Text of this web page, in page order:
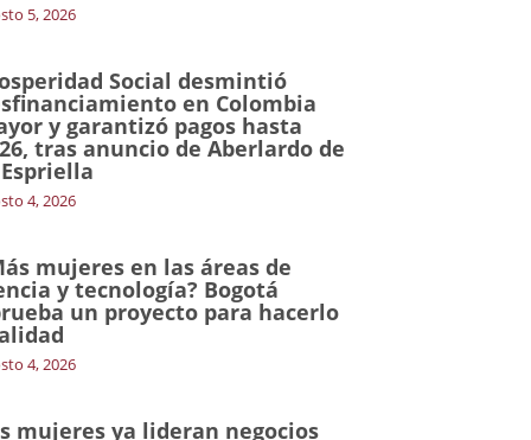
5, 2026
Social desmintió
en Colombia
y garantizó pagos hasta
tras anuncio de Aberlardo de
4, 2026
mujeres en las áreas de
y tecnología? Bogotá
un proyecto para hacerlo
4, 2026
mujeres ya lideran negocios